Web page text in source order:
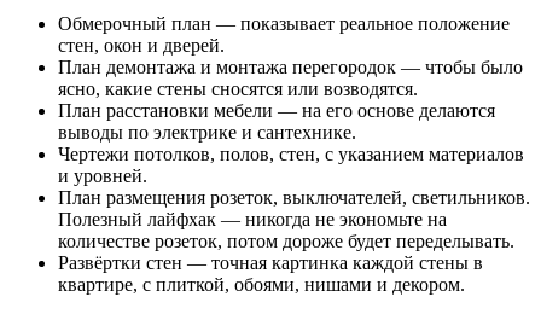
Обмерочный план — показывает реальное положение
стен, окон и дверей.
План демонтажа и монтажа перегородок — чтобы было
ясно, какие стены сносятся или возводятся.
План расстановки мебели — на его основе делаются
выводы по электрике и сантехнике.
Чертежи потолков, полов, стен, с указанием материалов
и уровней.
План размещения розеток, выключателей, светильников.
Полезный лайфхак — никогда не экономьте на
количестве розеток, потом дороже будет переделывать.
Развёртки стен — точная картинка каждой стены в
квартире, с плиткой, обоями, нишами и декором.